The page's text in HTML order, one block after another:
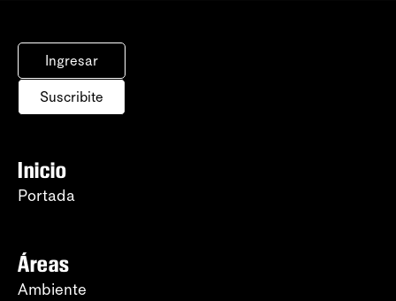
Ingresar
Suscribite
Inicio
Portada
Áreas
Ambiente